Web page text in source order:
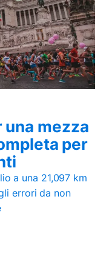
una mezza
per
a una 21,097 km
errori da non